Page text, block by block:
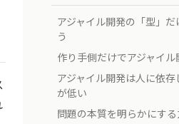
アジャイル開発の「型」
う
作り手側だけでアジャイル
アジャイル開発は人に依
が低い
問題の本質を明らかにする